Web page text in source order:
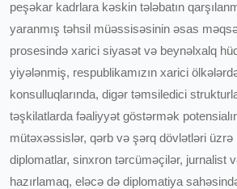
peşəkar kadrlara kəskin tələbatın
yaranmış təhsil müəssisəsinin əsas
prosesində xarici siyasət və beynəlxalq
yiyələnmiş, respublikamızın xarici
konsulluqlarında, digər təmsiledici
təşkilatlarda fəaliyyət göstərmək
mütəxəssislər, qərb və şərq dövlətləri üzrə
diplomatlar, sinxron tərcüməçilər, jurnalist
hazırlamaq, eləcə də diplomatiya